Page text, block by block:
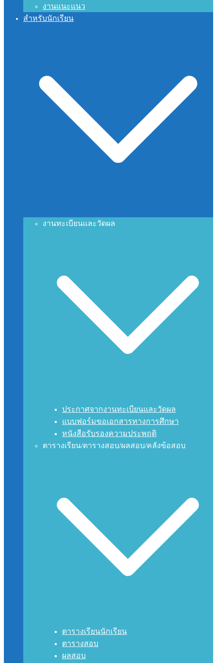
งานแนะแนว
สำหรับนักเรียน
งานทะเบียนและวัดผล
ประกาศจากงานทะเบียนและวัดผล
แบบฟอร์มขอเอกสารทางการศึกษา
หนังสือรับรองความประพฤติ
ตารางเรียน/ตารางสอบ/ผลสอบ/คลังข้อสอบ
ตารางเรียนนักเรียน
ตารางสอบ
ผลสอบ